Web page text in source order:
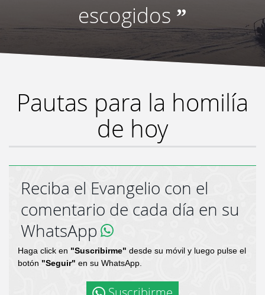
escogidos ”
Pautas para la homilía
de hoy
Reciba el Evangelio con el
comentario de cada día en su
WhatsApp
Haga click en "Suscribirme" desde su móvil y luego pulse el
botón "Seguir" en su WhatsApp.